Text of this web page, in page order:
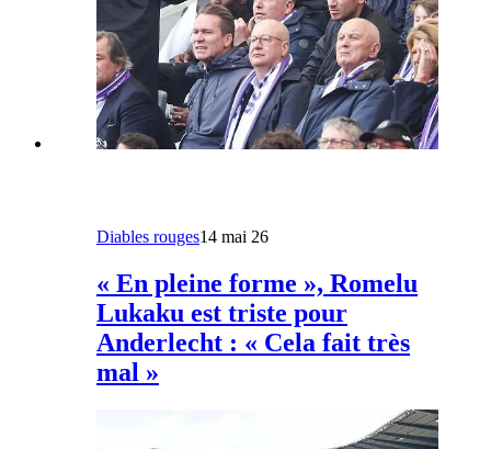
Diables rouges14 mai 26
« En pleine forme », Romelu
Lukaku est triste pour
Anderlecht : « Cela fait très
mal »